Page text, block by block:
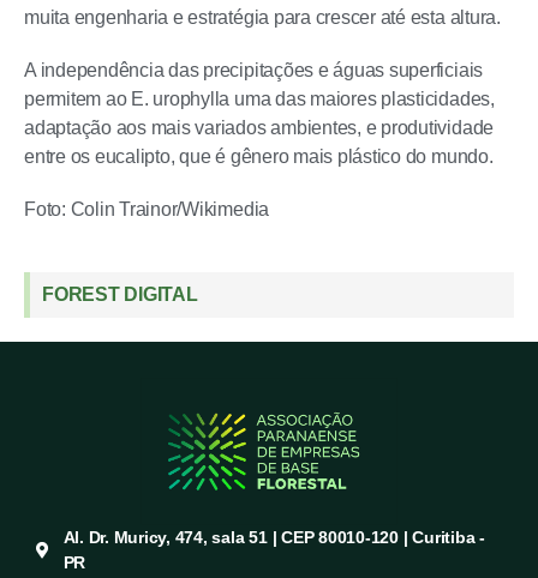
muita engenharia e estratégia para crescer até esta altura.
A independência das precipitações e águas superficiais
permitem ao E. urophylla uma das maiores plasticidades,
adaptação aos mais variados ambientes, e produtividade
entre os eucalipto, que é gênero mais plástico do mundo.
Foto: Colin Trainor/Wikimedia
FOREST DIGITAL
Al. Dr. Muricy, 474, sala 51 | CEP 80010-120 | Curitiba -
PR